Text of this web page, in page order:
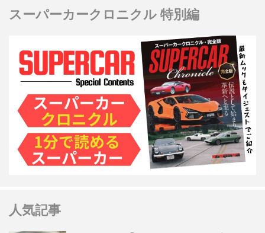
スーパーカークロニクル 特別編
人気記事